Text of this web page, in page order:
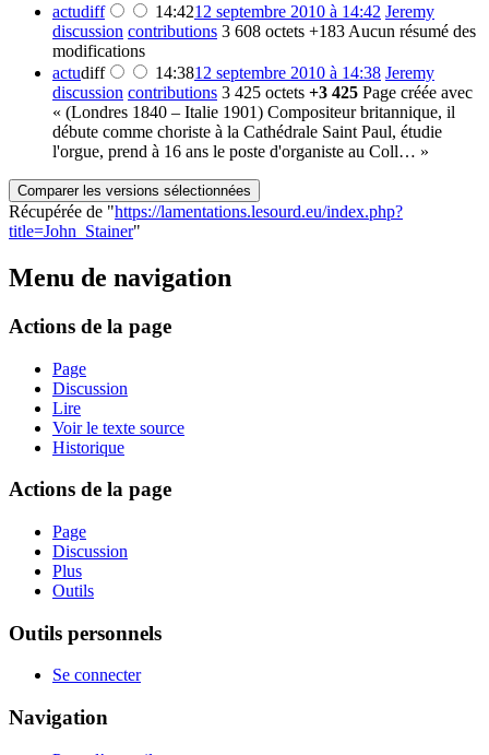
actudiff 14:4212 septembre 2010 à 14:42 Jeremy
discussion contributions 3 608 octets +183 Aucun résumé des
modifications
actudiff 14:3812 septembre 2010 à 14:38 Jeremy
discussion contributions 3 425 octets +3 425 Page créée avec
« (Londres 1840 – Italie 1901) Compositeur britannique, il
débute comme choriste à la Cathédrale Saint Paul, étudie
l'orgue, prend à 16 ans le poste d'organiste au Coll… »
Récupérée de "https://lamentations.lesourd.eu/index.php?
title=John_Stainer"
Menu de navigation
Actions de la page
Page
Discussion
Lire
Voir le texte source
Historique
Actions de la page
Page
Discussion
Plus
Outils
Outils personnels
Se connecter
Navigation